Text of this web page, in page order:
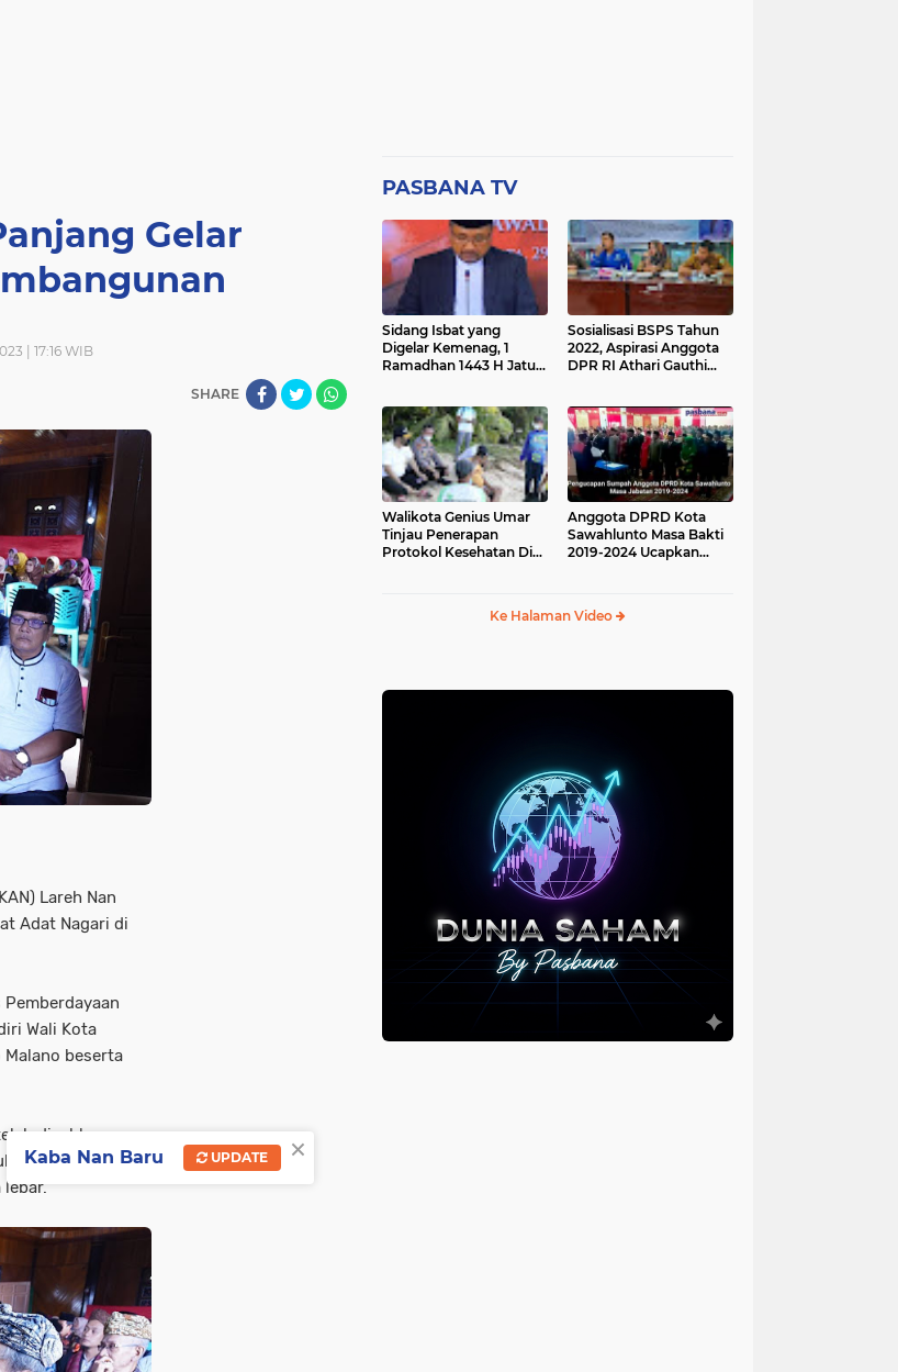
Gelar
| 17:16 WIB
SHARE
Lareh Nan
Adat Nagari di
Wali Kota
Malano beserta
disahkannya
untuk
lebar.
PASBANA TV
Sidang Isbat yang
Digelar Kemenag, 1
Ramadhan 1443 H Jatuh
Sosialisasi BSPS Tahun
2022, Aspirasi Anggota
DPR RI Athari Gauthi
Walikota Genius Umar
Tinjau Penerapan
Protokol Kesehatan Di
Anggota DPRD Kota
Sawahlunto Masa Bakti
2019-2024 Ucapkan
Ke Halaman Video
×
Kaba Nan Baru UPDATE